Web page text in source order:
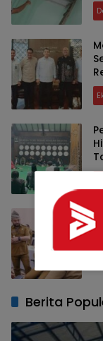
Berita